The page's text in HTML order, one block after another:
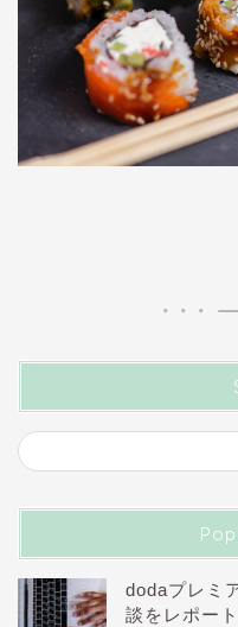
dodaプレミ
談をレポー